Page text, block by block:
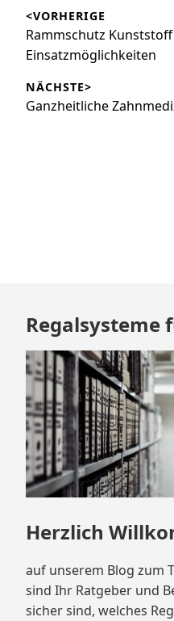
<VORHERIGE
Vorheriger
Beitrag:
Rammschutz
Einsatzmöglichkeiten
NÄCHSTE>
Nächster
Ganzheitliche
Zum
Footer
springen
Regalsysteme
Herzlich
auf unserem Blog zum
sind Ihr Ratgeber und
sicher sind, welches